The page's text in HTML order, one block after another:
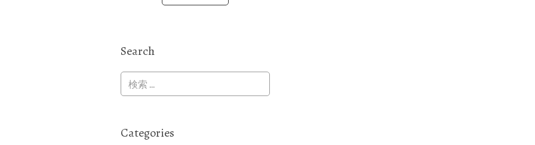
Search
Categories